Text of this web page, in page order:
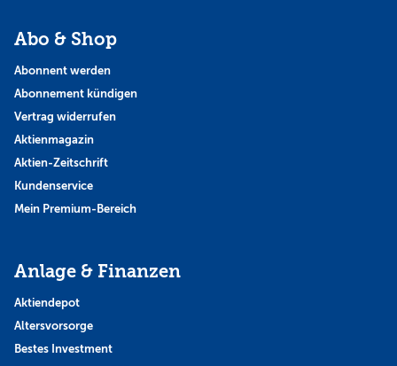
Abo & Shop
Abonnent werden
Abonnement kündigen
Vertrag widerrufen
Aktienmagazin
Aktien-Zeitschrift
Kundenservice
Mein Premium-Bereich
Anlage & Finanzen
Aktiendepot
Altersvorsorge
Bestes Investment